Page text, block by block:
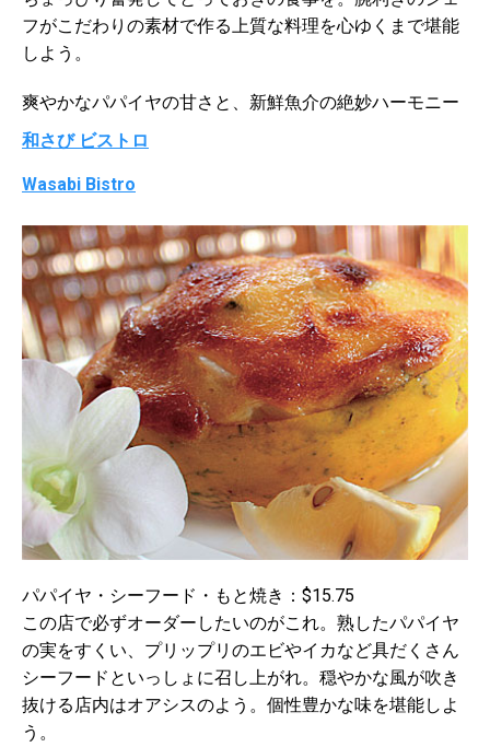
フがこだわりの素材で作る上質な料理を心ゆくまで堪能
しよう。
爽やかなパパイヤの甘さと、新鮮魚介の絶妙ハーモニー
和さび ビストロ
Wasabi Bistro
パパイヤ・シーフード・もと焼き：$15.75
この店で必ずオーダーしたいのがこれ。熟したパパイヤ
の実をすくい、プリップリのエビやイカなど具だくさん
シーフードといっしょに召し上がれ。穏やかな風が吹き
抜ける店内はオアシスのよう。個性豊かな味を堪能しよ
う。